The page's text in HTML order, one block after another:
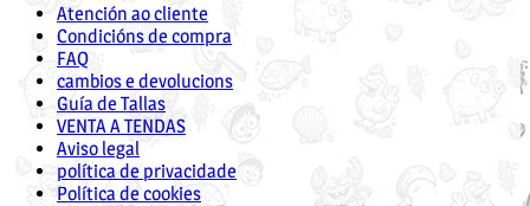
Atención ao cliente
Condicións de compra
FAQ
cambios e devolucions
Guía de Tallas
VENTA A TENDAS
Aviso legal
política de privacidade
Política de cookies